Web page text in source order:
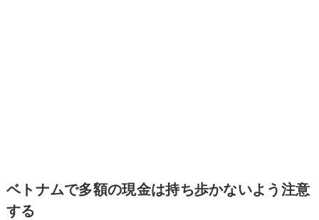
ベトナムで多額の現金は持ち歩かないよう注意
する